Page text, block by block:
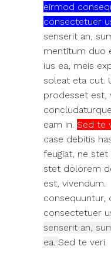
eirmod
consectetuer
senserit an,
mentitum duo
ius ea, meis
soleat eta cut.
prodesset est,
eam in. Sed te
case debitis
feugiat, ne
stet dolorem
est,
consequuntur,
consectetuer
senserit an,
ea. Sed te veri.